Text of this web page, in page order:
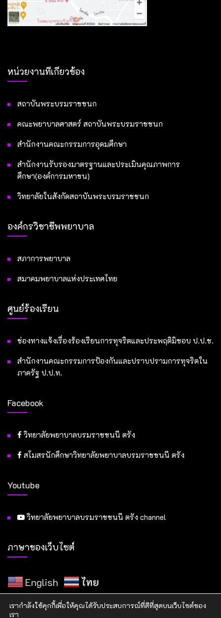
หน่วยงานที่เกี่ยวข้อง
สถาบันพระบรมราชชนก
คณะพยาบาลศาสตร์ สถาบันพระบรมราชชนก
สำนักงานคณะกรรมการอุดมศึกษา
สำนักงานรับรองมาตรฐานและประเมินคุณภาพการ
ศึกษา(องค์การมหาชน)
วิทยาลัยในสังกัดสถาบันพระบรมราชชนก
องค์กรวิชาชีพพยาบาล
สภาการพยาบาล
สมาคมพยาบาลแห่งประเทศไทย
ศูนย์ร้องเรียน
ช่องทางแจ้งเรื่องร้องเรียนการทุจริตและประพฤติมิชอบ ป.ป.ช.
สำนักงานคณะกรรมการป้องกันและปราบปรามการทุจริตใน
ภาครัฐ ป.ป.ท.
Facebook
วิทยาลัยพยาบาลบรมราชชนนี ตรัง
สโมสรนักศึกษาวิทยาลัยพยาบาลบรมราชชนนี ตรัง
Youtube
วิทยาลัยพยาบาลบรมราชชนนี ตรัง channel
ภาษาของเว็บไซต์
English ไทย
เรากำลังใช้คุกกี้เพื่อให้คุณได้รับประสบการณ์ที่ดีที่สุดบนเว็บไซต์ของ
เรา